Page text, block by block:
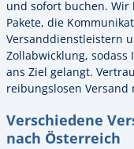
und sofort buchen.
Pakete, die
Versanddienstleistern
Zollabwicklung,
ans Ziel gelangt.
reibungslosen Versand
Verschiedene
nach Österreich